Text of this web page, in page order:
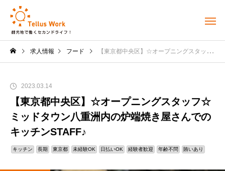
求人情報 フード 【東京都中央区】☆オープニングスタッフ☆ミッドタウン八重洲内の炉端焼き屋さんでのキッチンSTAFF♪
2023.03.14
【東京都中央区】☆オープニングスタッフ☆
ミッドタウン八重洲内の炉端焼き屋さんでの
キッチンSTAFF♪
キッチン 長期 東京都 未経験OK 日払いOK 経験者歓迎 年齢不問 賄いあり